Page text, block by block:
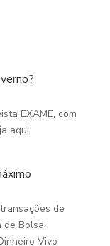
EXAME, com
aqui
de
Bolsa,
Vivo